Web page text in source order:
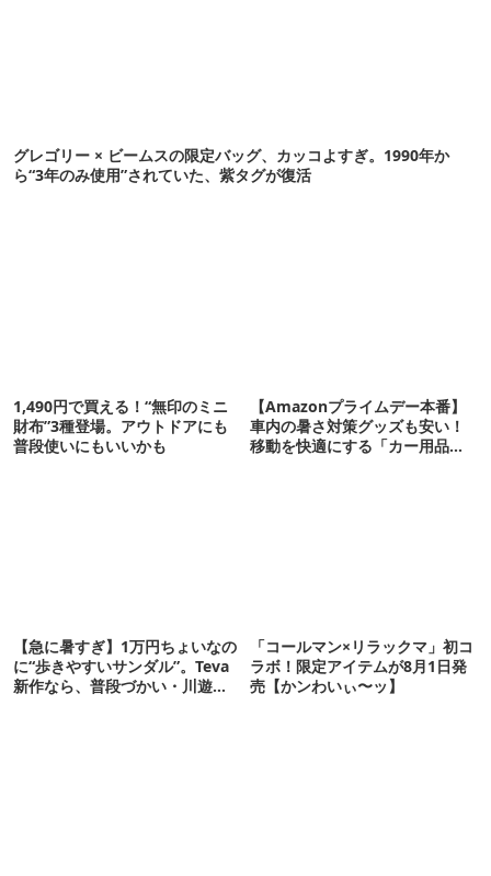
グレゴリー × ビームスの限定バッグ、カッコよすぎ。1990年か
ら“3年のみ使用”されていた、紫タグが復活
1,490円で買える！“無印のミニ
財布”3種登場。アウトドアにも
普段使いにもいいかも
【Amazonプライムデー本番】
車内の暑さ対策グッズも安い！
移動を快適にする「カー用品」
【急に暑すぎ】1万円ちょいなの
に“歩きやすいサンダル”。Teva
新作なら、普段づかい・川遊
「コールマン×リラックマ」初コ
ラボ！限定アイテムが8月1日発
売【かンわいぃ〜ッ】